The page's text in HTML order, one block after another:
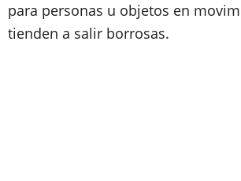
para personas u objetos en
tienden a salir borrosas.